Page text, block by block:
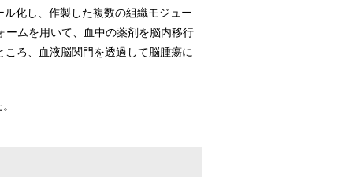
化し、作製した複数の組織モジュー
ームを用いて、血中の薬剤を脳内移行
ろ、血液脳関門を透過して脳腫瘍に